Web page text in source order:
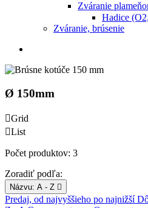
Zváranie
Hadice
Zváranie, brúsenie
Ø 150mm
Grid
List
Počet produktov: 3
Zoradiť podľa:
Názvu: A - Z 
Predaj, od najvyššieho po najnižší